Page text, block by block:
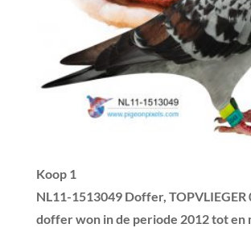
Koop 1
NL11-1513049 Doffer, TOPVLIEGER
doffer won in de periode 2012 tot en